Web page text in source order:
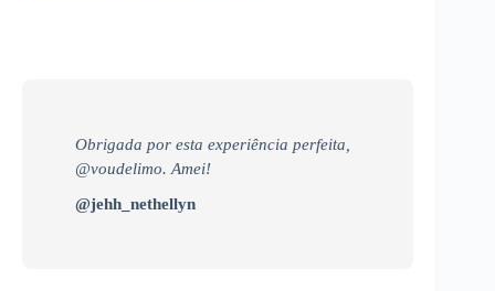
Obrigada por esta experiência perfeita,
@voudelimo. Amei!
@jehh_nethellyn